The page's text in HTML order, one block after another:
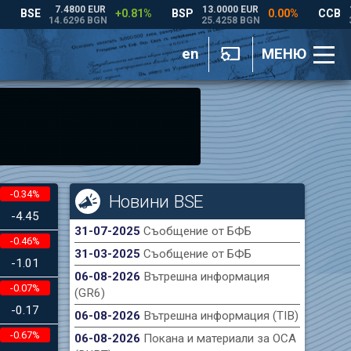
en МЕНЮ
-0.34%
-4.45
-0.46%
-1.01
-0.07%
-0.17
-0.67%
Новини BSE
31-07-2025 Съобщение от БФБ
31-03-2025 Съобщение от БФБ
06-08-2026 Вътрешна информация
(GR6)
06-08-2026 Вътрешна информация (TIB)
06-08-2026 Покана и материали за ОСА